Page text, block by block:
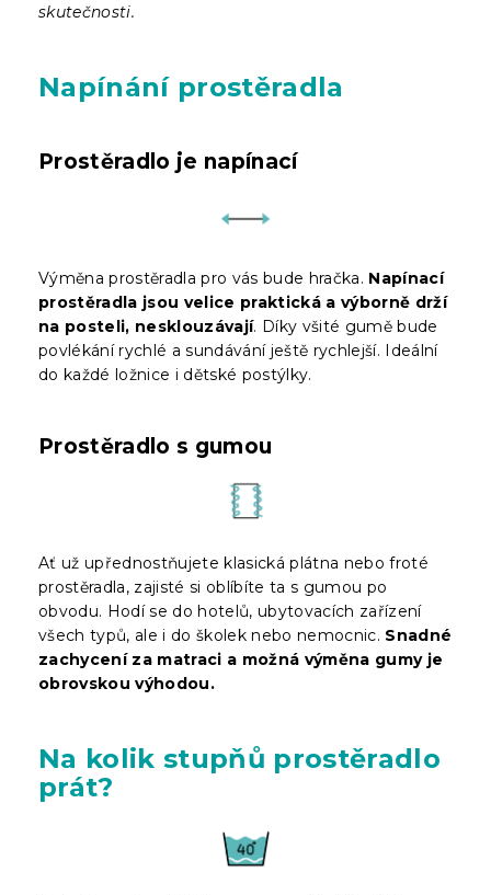
skutečnosti.
Napínání prostěradla
Prostěradlo je napínací
Výměna prostěradla pro vás bude hračka. Napínací
prostěradla jsou velice praktická a výborně drží
na posteli, nesklouzávají. Díky všité gumě bude
povlékání rychlé a sundávání ještě rychlejší. Ideální
do každé ložnice i dětské postýlky.
Prostěradlo s gumou
Ať už upřednostňujete klasická plátna nebo froté
prostěradla, zajisté si oblíbíte ta s gumou po
obvodu. Hodí se do hotelů, ubytovacích zařízení
všech typů, ale i do školek nebo nemocnic. Snadné
zachycení za matraci a možná výměna gumy je
obrovskou výhodou.
Na kolik stupňů prostěradlo
prát?